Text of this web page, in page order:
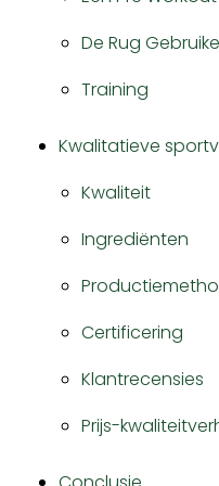
De Rug
Training
Kwalitatieve
Kwaliteit
Ingrediënten
Certificering
Klantrecensies
Prijs-